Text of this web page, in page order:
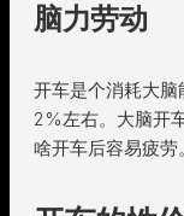
脑力劳动
开车是个消耗大
2%左右。大脑开
啥开车后容易疲劳